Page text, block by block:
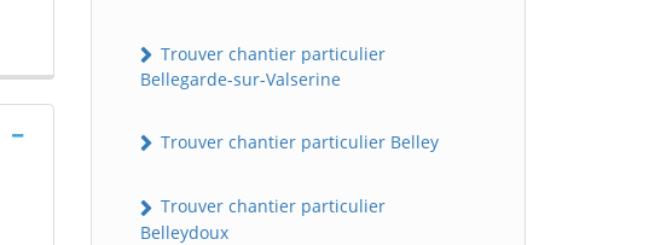
Trouver chantier particulier
Bellegarde-sur-Valserine
Trouver chantier particulier Belley
Trouver chantier particulier
Belleydoux